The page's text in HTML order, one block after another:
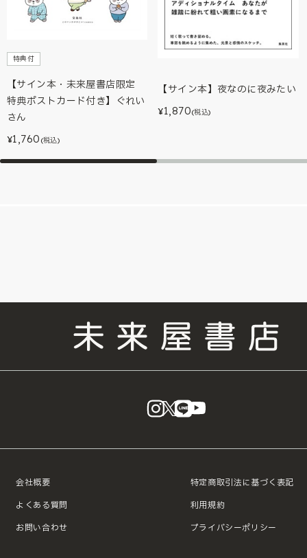
特典付
【サイン本・未来屋書店限定
特典ポストカード付き】ぐれい
さん
¥1,760 (税込)
【サイン本】夜なのに夜みたい
¥1,870(税込)
instagram
X LINE
会社概要
よくある質問
お問い合わせ
特定商取引法に基づく表記
利用規約
プライバシーポリシー